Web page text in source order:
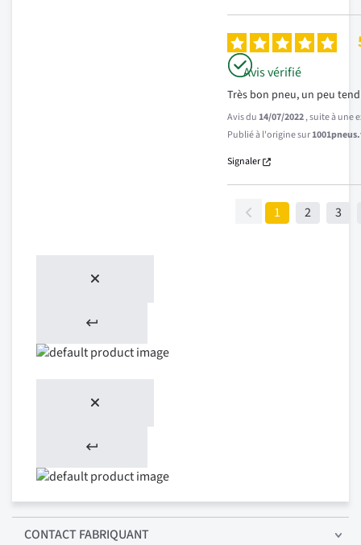
Avis vérifié
Très bon pneu, un peu
Avis du14/07/2022, suite à une
Publié à l'origine sur
Signaler
1 2 3
CONTACT FABRIQUANT